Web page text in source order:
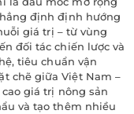
định định hướng
giá trị – từ vùng
đối tác chiến lược và
tiêu chuẩn vận
chẽ giữa Việt Nam –
giá trị nông sản
và tạo thêm nhiều